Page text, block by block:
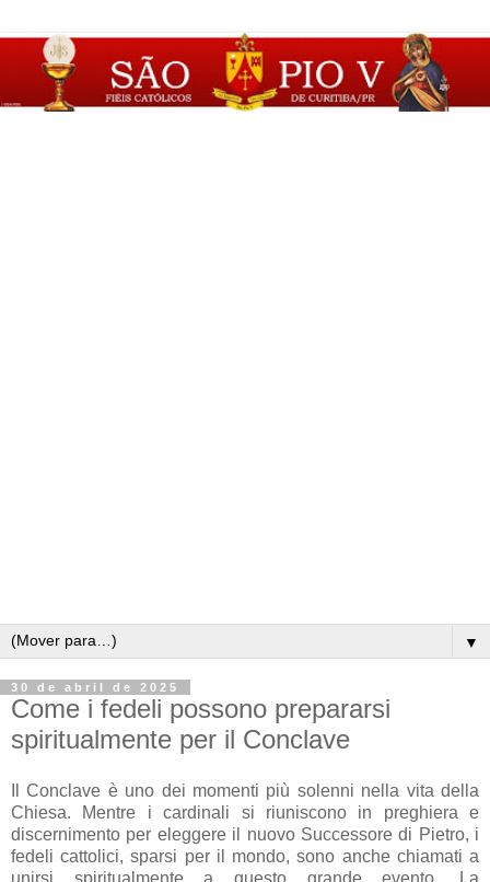
▼
30 de abril de 2025
Come i fedeli possono prepararsi
spiritualmente per il Conclave
Il Conclave è uno dei momenti più solenni nella vita della
Chiesa. Mentre i cardinali si riuniscono in preghiera e
discernimento per eleggere il nuovo Successore di Pietro, i
fedeli cattolici, sparsi per il mondo, sono anche chiamati a